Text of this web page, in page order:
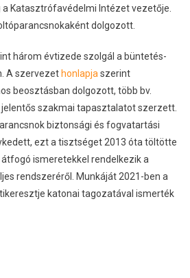
a Katasztrófavédelmi Intézet vezetője.
dolgozott.
három évtizede szolgál a büntetés-
A szervezet honlapjaszerint
beosztásban dolgozott, több bv.
szakmai tapasztalatot szerzett.
biztonsági és fogvatartási
ezt a tisztséget 2013 óta töltötte
ismeretekkel rendelkezik a
rendszeréről. Munkáját 2021-ben a
katonai tagozatával ismerték